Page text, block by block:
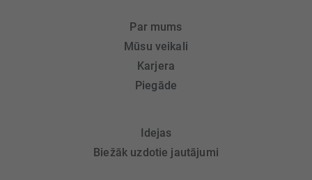
Par mums
Mūsu veikali
Karjera
Piegāde
Idejas
Biežāk uzdotie jautājumi